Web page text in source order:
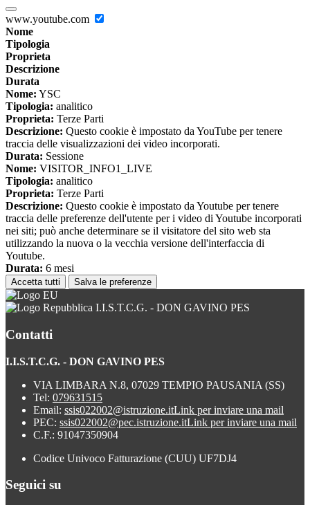
www.youtube.com
Nome
Tipologia
Proprieta
Descrizione
Durata
Nome: YSC
Tipologia: analitico
Proprieta: Terze Parti
Descrizione: Questo cookie è impostato da YouTube per tenere
traccia delle visualizzazioni dei video incorporati.
Durata: Sessione
Nome: VISITOR_INFO1_LIVE
Tipologia: analitico
Proprieta: Terze Parti
Descrizione: Questo cookie è impostato da Youtube per tenere
traccia delle preferenze dell'utente per i video di Youtube incorporati
nei siti; può anche determinare se il visitatore del sito web sta
utilizzando la nuova o la vecchia versione dell'interfaccia di
Youtube.
Durata: 6 mesi
Accetta tutti Salva le preferenze
I.I.S.T.C.G. - DON GAVINO PES
Contatti
I.I.S.T.C.G. - DON GAVINO PES
VIA LIMBARA N.8, 07029 TEMPIO PAUSANIA (SS)
Tel: 079631515
Email: ssis022002@istruzione.itLink per inviare una mail
PEC: ssis022002@pec.istruzione.itLink per inviare una mail
C.F.: 91047350904
Codice Univoco Fatturazione (CUU) UF7DJ4
Seguici su